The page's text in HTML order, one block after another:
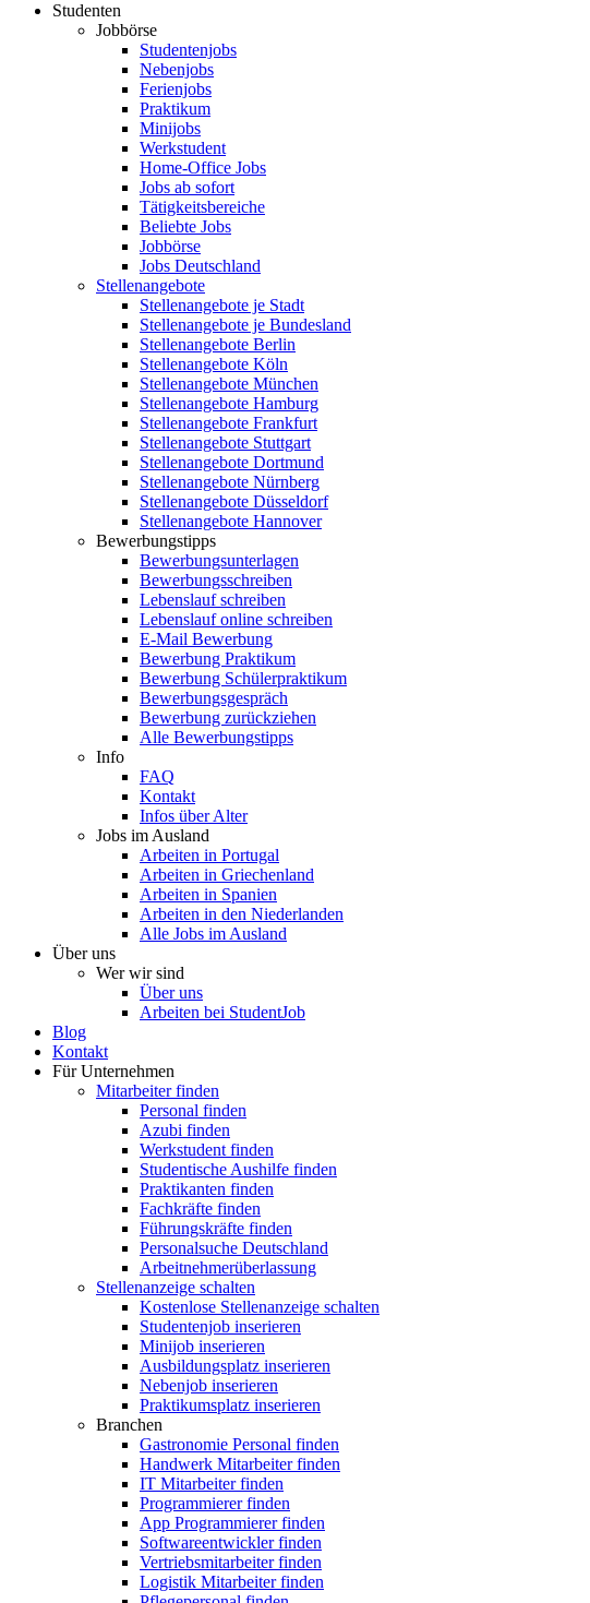
Studenten
Jobbörse
Studentenjobs
Nebenjobs
Ferienjobs
Praktikum
Minijobs
Werkstudent
Home-Office Jobs
Jobs ab sofort
Tätigkeitsbereiche
Beliebte Jobs
Jobbörse
Jobs Deutschland
Stellenangebote
Stellenangebote je Stadt
Stellenangebote je Bundesland
Stellenangebote Berlin
Stellenangebote Köln
Stellenangebote München
Stellenangebote Hamburg
Stellenangebote Frankfurt
Stellenangebote Stuttgart
Stellenangebote Dortmund
Stellenangebote Nürnberg
Stellenangebote Düsseldorf
Stellenangebote Hannover
Bewerbungstipps
Bewerbungsunterlagen
Bewerbungsschreiben
Lebenslauf schreiben
Lebenslauf online schreiben
E-Mail Bewerbung
Bewerbung Praktikum
Bewerbung Schülerpraktikum
Bewerbungsgespräch
Bewerbung zurückziehen
Alle Bewerbungstipps
Info
FAQ
Kontakt
Infos über Alter
Jobs im Ausland
Arbeiten in Portugal
Arbeiten in Griechenland
Arbeiten in Spanien
Arbeiten in den Niederlanden
Alle Jobs im Ausland
Über uns
Wer wir sind
Über uns
Arbeiten bei StudentJob
Blog
Kontakt
Für Unternehmen
Mitarbeiter finden
Personal finden
Azubi finden
Werkstudent finden
Studentische Aushilfe finden
Praktikanten finden
Fachkräfte finden
Führungskräfte finden
Personalsuche Deutschland
Arbeitnehmerüberlassung
Stellenanzeige schalten
Kostenlose Stellenanzeige schalten
Studentenjob inserieren
Minijob inserieren
Ausbildungsplatz inserieren
Nebenjob inserieren
Praktikumsplatz inserieren
Branchen
Gastronomie Personal finden
Handwerk Mitarbeiter finden
IT Mitarbeiter finden
Programmierer finden
App Programmierer finden
Softwareentwickler finden
Vertriebsmitarbeiter finden
Logistik Mitarbeiter finden